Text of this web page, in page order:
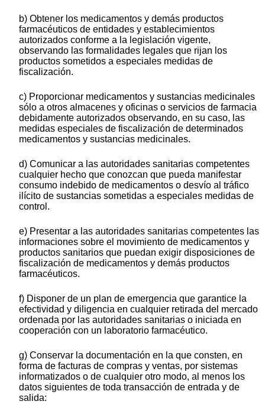
b) Obtener los medicamentos y demás productos
farmacéuticos de entidades y establecimientos
autorizados conforme a la legislación vigente,
observando las formalidades legales que rijan los
productos sometidos a especiales medidas de
fiscalización.
c) Proporcionar medicamentos y sustancias medicinales
sólo a otros almacenes y oficinas o servicios de farmacia
debidamente autorizados observando, en su caso, las
medidas especiales de fiscalización de determinados
medicamentos y sustancias medicinales.
d) Comunicar a las autoridades sanitarias competentes
cualquier hecho que conozcan que pueda manifestar
consumo indebido de medicamentos o desvío al tráfico
ilícito de sustancias sometidas a especiales medidas de
control.
e) Presentar a las autoridades sanitarias competentes las
informaciones sobre el movimiento de medicamentos y
productos sanitarios que puedan exigir disposiciones de
fiscalización de medicamentos y demás productos
farmacéuticos.
f) Disponer de un plan de emergencia que garantice la
efectividad y diligencia en cualquier retirada del mercado
ordenada por las autoridades sanitarias o iniciada en
cooperación con un laboratorio farmacéutico.
g) Conservar la documentación en la que consten, en
forma de facturas de compras y ventas, por sistemas
informatizados o de cualquier otro modo, al menos los
datos siguientes de toda transacción de entrada y de
salida: